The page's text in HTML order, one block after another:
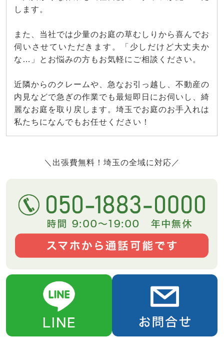
します。
また、当社では少量のお庭の草むしりから喜んでお
伺いさせていただきます。「少しだけど大丈夫か
な…」とお悩みの方もお気軽にご相談ください。
近隣からのクレームや、急なお引っ越し、不動産の
内見などで急ぎの作業でも最短即日にお伺いし、綺
麗なお庭を取り戻します。埼玉でお庭のお手入れは
私たちになんでもお任せください！
＼出張費無料！埼玉の全域に対応／